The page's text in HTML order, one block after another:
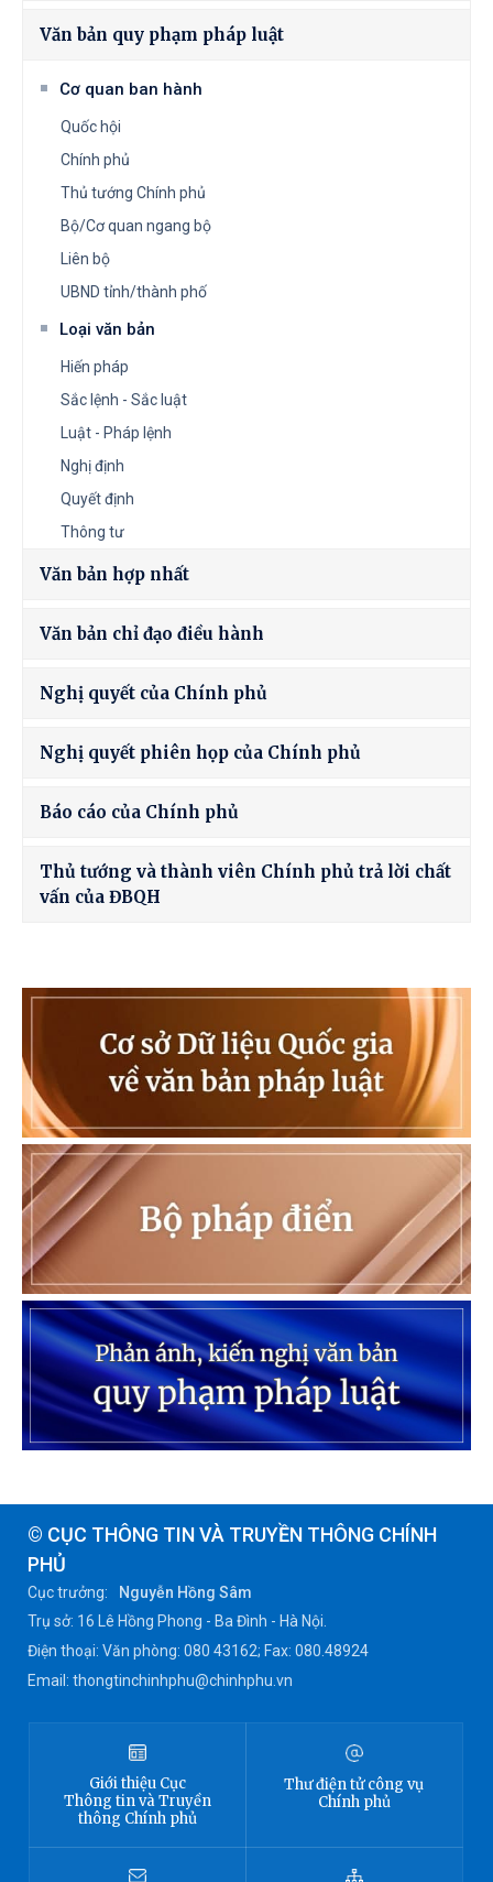
Văn bản quy phạm pháp luật
Cơ quan ban hành
Quốc hội
Chính phủ
Thủ tướng Chính phủ
Bộ/Cơ quan ngang bộ
Liên bộ
UBND tỉnh/thành phố
Loại văn bản
Hiến pháp
Sắc lệnh - Sắc luật
Luật - Pháp lệnh
Nghị định
Quyết định
Thông tư
Văn bản hợp nhất
Văn bản chỉ đạo điều hành
Nghị quyết của Chính phủ
Nghị quyết phiên họp của Chính phủ
Báo cáo của Chính phủ
Thủ tướng và thành viên Chính phủ trả lời chất
vấn của ĐBQH
© CỤC THÔNG TIN VÀ TRUYỀN THÔNG CHÍNH
PHỦ
Cục trưởng:
Nguyễn Hồng Sâm
Trụ sở: 16 Lê Hồng Phong - Ba Đình - Hà Nội.
Điện thoại: Văn phòng: 080 43162; Fax: 080.48924
Email: thongtinchinhphu@chinhphu.vn
Giới thiệu Cục
Thông tinvà Truyền
thông Chính phủ
Thư điện tử công vụ
Chính phủ